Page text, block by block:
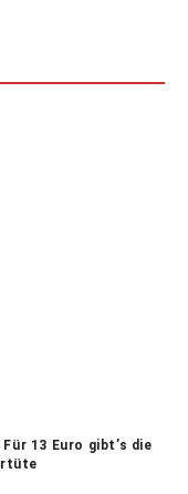
13 Euro gibt’s die